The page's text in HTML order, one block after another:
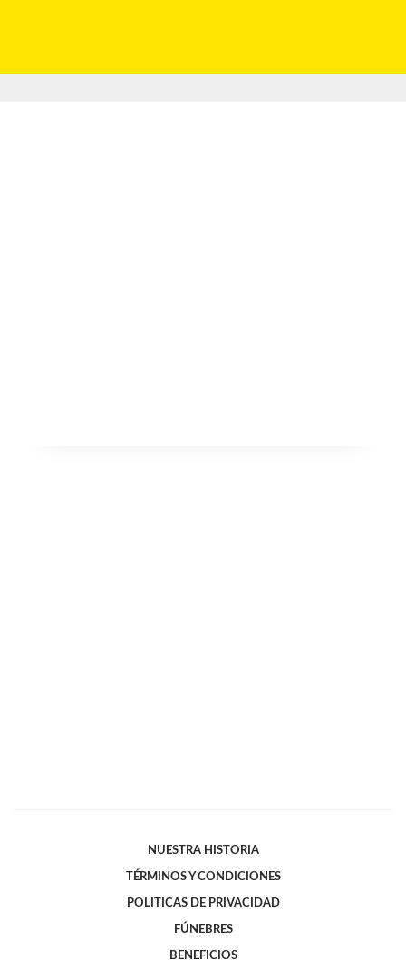
NUESTRA HISTORIA
TÉRMINOS Y CONDICIONES
POLITICAS DE PRIVACIDAD
FÚNEBRES
BENEFICIOS